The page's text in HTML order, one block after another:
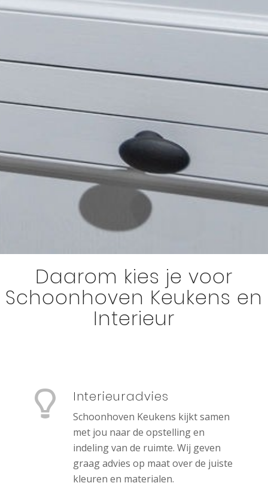
Daarom kies je voor
Schoonhoven Keukens en
Interieur
Interieuradvies
Schoonhoven Keukens kijkt samen
met jou naar de opstelling en
indeling van de ruimte. Wij geven
graag advies op maat over de juiste
kleuren en materialen.